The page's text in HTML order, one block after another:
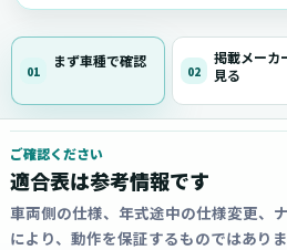
01
まず車種で確認
02
掲載メーカ
見る
ご確認ください
適合表は参考情報です
車両側の仕様、年式途中の仕様変更、
により、動作を保証するものではありま